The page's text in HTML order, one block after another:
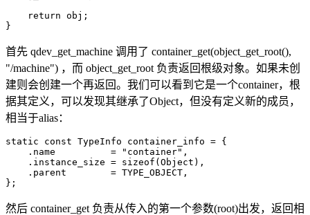
    return obj;
}
首先 qdev_get_machine 调用了 container_get(object_get_root(),
"/machine") ，而 object_get_root 负责返回根级对象。如果未创
建则会创建一个再返回。我们可以看到它是一个container，根
据其定义，可以发现其继承了Object，但没有定义新的成员，
相当于alias：
static const TypeInfo container_info = {
    .name          = "container",
    .instance_size = sizeof(Object),
    .parent        = TYPE_OBJECT,
};
然后 container_get 负责从传入的第一个参数(root)出发，返回相